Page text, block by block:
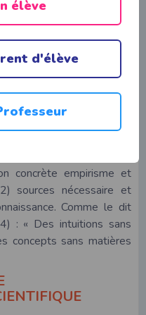
son morceau de
trompent : « Toutes les
ou l’odorat ou la vue,
trouvent changées, et
demeure. » in
es.
concrète empirisme et
sources nécessaire et
Comme le dit
: « Des intuitions sans
concepts sans matières
élève
d'élève